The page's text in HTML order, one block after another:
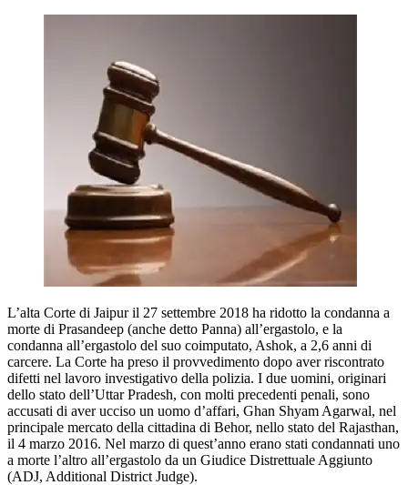
L’alta Corte di Jaipur il 27 settembre 2018 ha ridotto la condanna a
morte di Prasandeep (anche detto Panna) all’ergastolo, e la
condanna all’ergastolo del suo coimputato, Ashok, a 2,6 anni di
carcere. La Corte ha preso il provvedimento dopo aver riscontrato
difetti nel lavoro investigativo della polizia. I due uomini, originari
dello stato dell’Uttar Pradesh, con molti precedenti penali, sono
accusati di aver ucciso un uomo d’affari, Ghan Shyam Agarwal, nel
principale mercato della cittadina di Behor, nello stato del Rajasthan,
il 4 marzo 2016. Nel marzo di quest’anno erano stati condannati uno
a morte l’altro all’ergastolo da un Giudice Distrettuale Aggiunto
(ADJ, Additional District Judge).